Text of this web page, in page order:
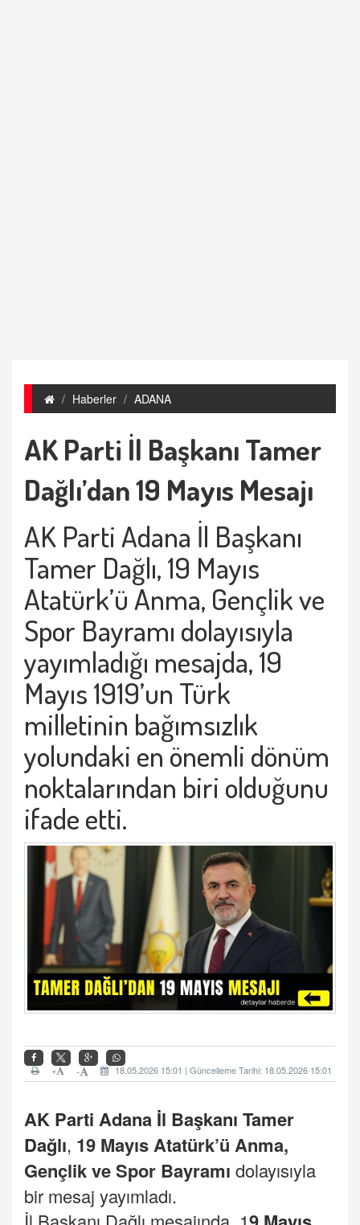
Haberler ADANA
AK Parti İl Başkanı Tamer
Dağlı’dan 19 Mayıs Mesajı
AK Parti Adana İl Başkanı
Tamer Dağlı, 19 Mayıs
Atatürk’ü Anma, Gençlik ve
Spor Bayramı dolayısıyla
yayımladığı mesajda, 19
Mayıs 1919’un Türk
milletinin bağımsızlık
yolundaki en önemli dönüm
noktalarından biri olduğunu
ifade etti.
18.05.2026 15:01 | Güncelleme Tarihi: 18.05.2026 15:01
-
+
AK Parti Adana İl Başkanı Tamer
Dağlı, 19 Mayıs Atatürk’ü Anma,
Gençlik ve Spor Bayramı dolayısıyla
bir mesaj yayımladı.